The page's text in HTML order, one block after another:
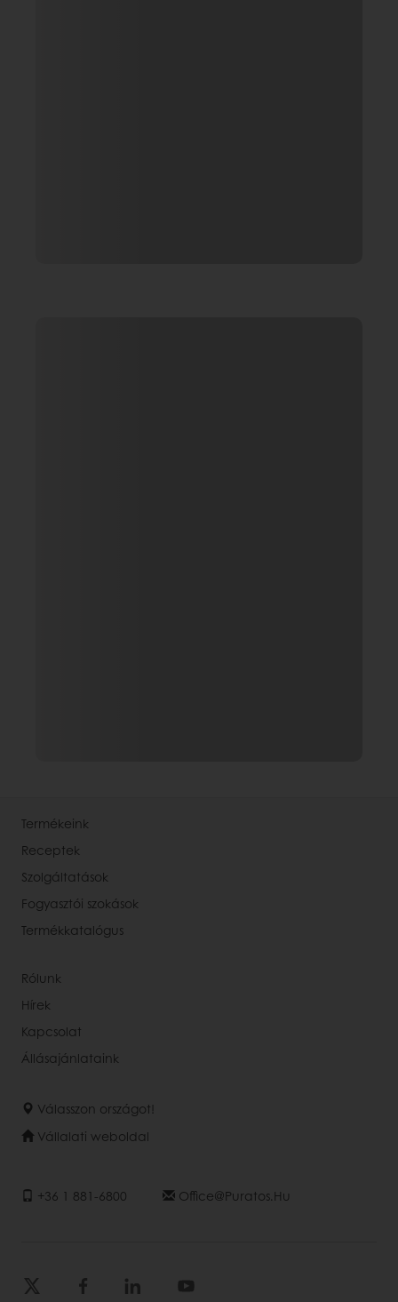
Termékeink
Receptek
Szolgáltatások
Fogyasztói szokások
Termékkatalógus
Rólunk
Hírek
Kapcsolat
Állásajánlataink
Válasszon országot!
Vállalati weboldal
+36 1 881-6800 Office@puratos.hu